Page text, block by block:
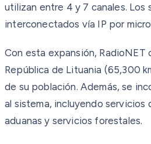
utilizan entre 4 y 7 canales. Los
interconectados vía IP por
Con esta expansión, RadioNET
República de Lituania (65,300
de su población. Además, se
al sistema, incluyendo servicios
aduanas y servicios forestales.